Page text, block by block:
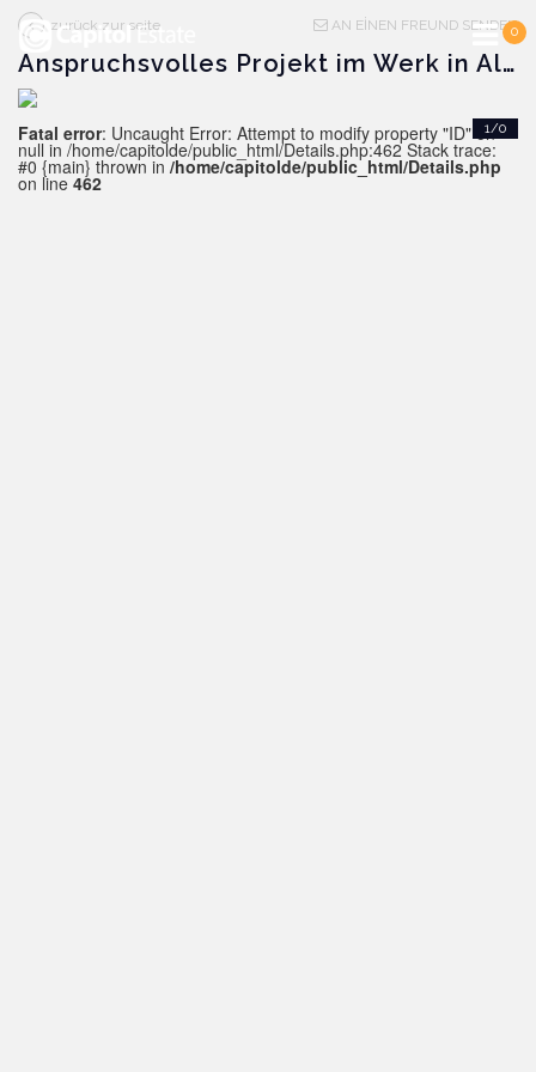
0
zurück zur seite AN EİNEN FREUND SENDEN
Anspruchsvolles Projekt im Werk in Alanya
1/0
Fatal error: Uncaught Error: Attempt to modify property "ID" on
null in /home/capitolde/public_html/Details.php:462 Stack trace:
#0 {main} thrown in /home/capitolde/public_html/Details.php
on line 462